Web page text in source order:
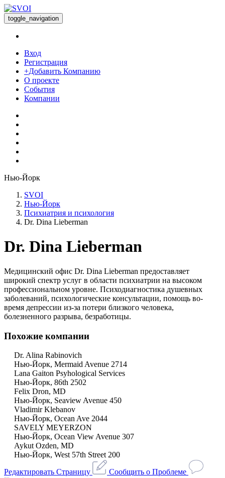
toggle_navigation
Вход
Регистрация
+Добавить Компанию
О проекте
События
Компании
Нью-Йорк
SVOI
Нью-Йорк
Психиатрия и психология
Dr. Dina Lieberman
Dr. Dina Lieberman
Медицинский офис Dr. Dina Lieberman предоставляет
широкий спектр услуг в области психиатрии на высоком
профессиональном уровне. Психодиагностика душевных
заболеваний, психологические консультации, помощь во-
время депрессии из-за потери близкого человека,
болезненного разрыва, безработицы.
Похожие компании
Dr. Alina Rabinovich
Нью-Йорк, Mermaid Avenue 2714
Lana Gaiton Psyhological Services
Нью-Йорк, 86th 2502
Felix Dron, MD
Нью-Йорк, Seaview Avenue 450
Vladimir Klebanov
Нью-Йорк, Ocean Ave 2044
SAVELY MEYERZON
Нью-Йорк, Ocean View Avenue 307
Aykut Ozden, MD
Нью-Йорк, West 57th Street 200
Редактировать Страницу
Сообщить о Проблеме